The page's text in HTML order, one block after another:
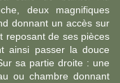
deux magnifiques
donnant un accès sur
reposant de ses pièces
ainsi passer la douce
sa partie droite : une
ou chambre donnant